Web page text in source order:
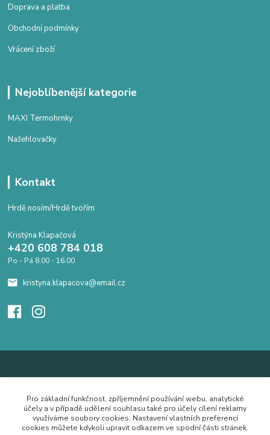
Doprava a platba
Obchodní podmínky
Vrácení zboží
Nejoblíbenější kategorie
MAXI Termohrnky
Nažehlovačky
Kontakt
Hrdě nosím/Hrdě tvořím
Kristýna Klapačová
+420 608 784 018
Po - Pá 8.00 - 16.00
kristyna.klapacova@email.cz
Pro základní funkčnost, zpříjemnění používání webu, analytické
účely a v případě udělení souhlasu také pro účely cílení reklamy
využíváme soubory cookies. Nastavení vlastních preferencí
cookies můžete kdykoli upravit odkazem ve spodní části stránek.